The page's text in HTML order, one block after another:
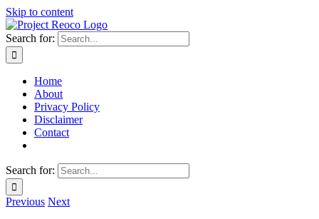
Skip to content
Search for:
Home
About
Privacy Policy
Disclaimer
Contact
Search for:
Previous Next